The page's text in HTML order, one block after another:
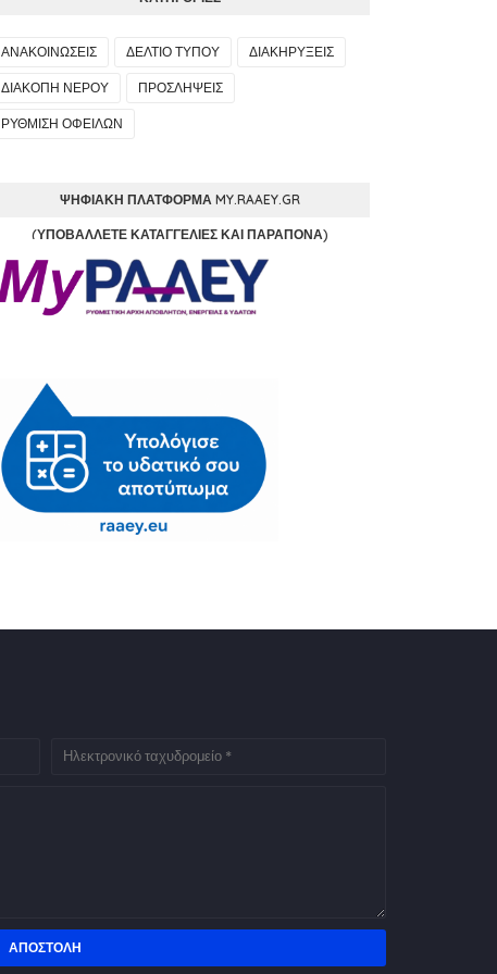
ΑΝΑΚΟΙΝΩΣΕΙΣ ΔΕΛΤΙΟ ΤΥΠΟΥ
ΔΙΑΚΗΡΥΞΕΙΣ
ΔΙΑΚΟΠΗ ΝΕΡΟΥ
ΠΡΟΣΛΗΨΕΙΣ
ΡΥΘΜΙΣΗ ΟΦΕΙΛΩΝ
ΨΗΦΙΑΚΉ ΠΛΑΤΦΌΡΜΑ MY.RAAEY.GR
(ΥΠΟΒΆΛΛΕΤΕ ΚΑΤΑΓΓΕΛΊΕΣ ΚΑΙ ΠΑΡΆΠΟΝΑ)